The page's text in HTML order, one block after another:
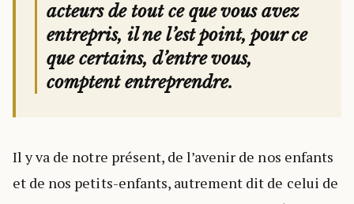
acteurs de tout ce que vous avez
entrepris, il ne l’est point, pour ce
que certains, d’entre vous,
comptent entreprendre.
Il y va de notre présent, de l’avenir de nos enfants
et de nos petits-enfants, autrement dit de celui de